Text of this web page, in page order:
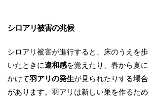
シロアリ被害の兆候
シロアリ被害が進行すると、床のうえを歩
いたときに違和感を覚えたり、春から夏に
かけて羽アリの発生が見られたりする場合
があります。羽アリは新しい巣を作るため